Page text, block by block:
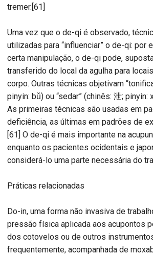
tremer.[61]
Uma vez que o de-qi é observado,
utilizadas para “influenciar” o de-qi: por
certa manipulação, o de-qi pode,
transferido do local da agulha para
corpo. Outras técnicas objetivam
pinyin: bǔ) ou “sedar” (chinês: 泄; pinyin:
As primeiras técnicas são usadas em
deficiência, as últimas em padrões de
[61] O de-qi é mais importante na
enquanto os pacientes ocidentais e
considerá-lo uma parte necessária do
Práticas relacionadas
Do-in, uma forma não invasiva de
pressão física aplicada aos acupontos
dos cotovelos ou de outros
frequentemente, acompanhada de